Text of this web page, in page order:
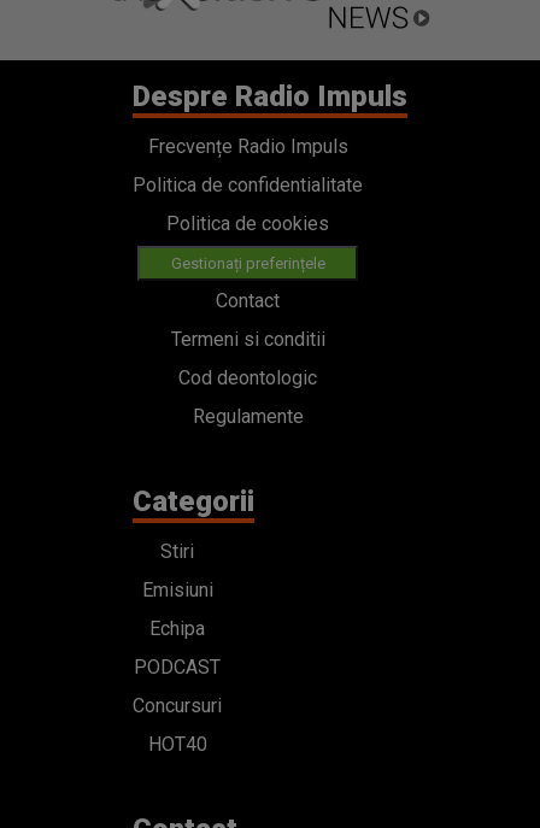
Despre Radio Impuls
Frecvențe Radio Impuls
Politica de confidentialitate
Politica de cookies
Gestionați preferințele
Contact
Termeni si conditii
Cod deontologic
Regulamente
Categorii
Stiri
Emisiuni
Echipa
PODCAST
Concursuri
HOT40